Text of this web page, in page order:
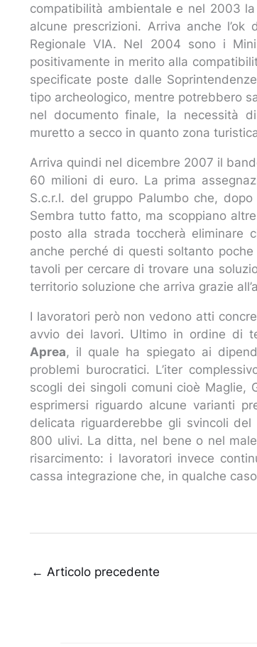
compatibilità ambientale e nel 2003
alcune prescrizioni. Arriva anche
Regionale VIA. Nel 2004 sono i
positivamente in merito alla
specificate poste dalle
tipo archeologico, mentre potrebbero
nel documento finale, la necessità
muretto a secco in quanto zona
Arriva quindi nel dicembre 2007 il
60 milioni di euro. La prima
S.c.r.l. del gruppo Palumbo che, dopo
Sembra tutto fatto, ma scoppiano
posto alla strada toccherà eliminare
anche perché di questi soltanto
tavoli per cercare di trovare una
territorio soluzione che arriva grazie
I lavoratori però non vedono atti
avvio dei lavori. Ultimo in ordine di
Aprea, il quale ha spiegato ai
problemi burocratici. L’iter
scogli dei singoli comuni cioè Maglie,
esprimersi riguardo alcune varianti
delicata riguarderebbe gli svincoli
800 ulivi. La ditta, nel bene o nel
risarcimento: i lavoratori invece
cassa integrazione che, in qualche
← Articolo precedente